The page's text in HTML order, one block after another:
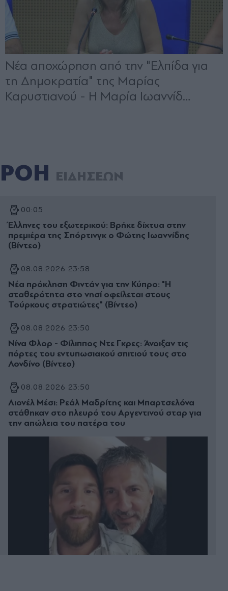
ΡΟΗ ΕΙΔΗΣΕΩΝ
00:05
Έλληνες του εξωτερικού: Βρήκε δίχτυα στην
πρεμιέρα της Σπόρτινγκ ο Φώτης Ιωαννίδης
(Βίντεο)
08.08.2026 23:58
Νέα πρόκληση Φιντάν για την Κύπρο: "Η
σταθερότητα στο νησί οφείλεται στους
Τούρκους στρατιώτες" (Βίντεο)
08.08.2026 23:50
Νίνα Φλορ - Φίλιππος Ντε Γκρες: Άνοιξαν τις
πόρτες του εντυπωσιακού σπιτιού τους στο
Λονδίνο (Βίντεο)
08.08.2026 23:50
Λιονέλ Μέσι: Ρεάλ Μαδρίτης και Μπαρτσελόνα
στάθηκαν στο πλευρό του Αργεντινού σταρ για
την απώλεια του πατέρα του